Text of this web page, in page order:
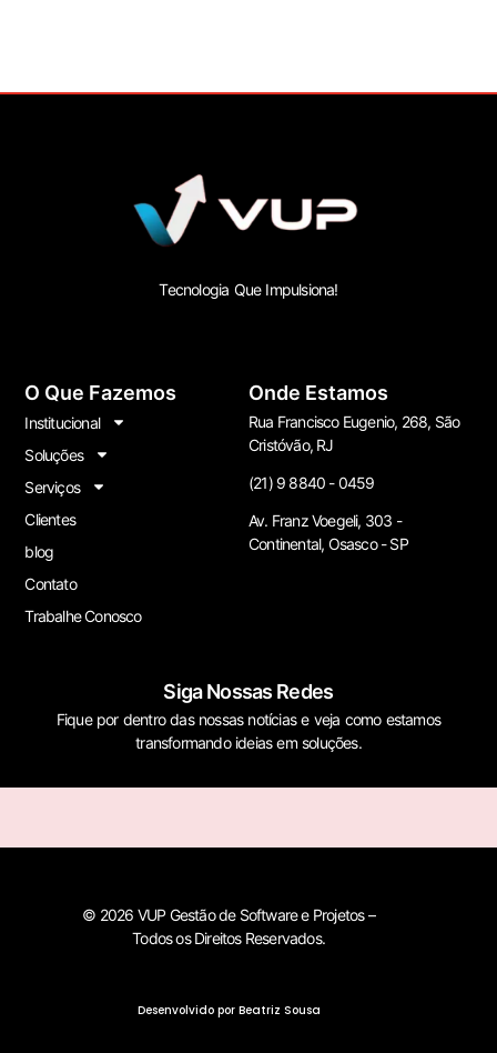
Tecnologia Que Impulsiona!
O Que Fazemos
Institucional
Soluções
Serviços
Clientes
blog
Contato
Trabalhe Conosco
Onde Estamos
Rua Francisco Eugenio, 268, São
Cristóvão, RJ
(21) 9 8840 - 0459
Av. Franz Voegeli, 303 -
Continental, Osasco - SP
Siga Nossas Redes
Fique por dentro das nossas notícias e veja como estamos
transformando ideias em soluções.
© 2026 VUP Gestão de Software e Projetos –
Todos os Direitos Reservados.
Desenvolvido por Beatriz Sousa